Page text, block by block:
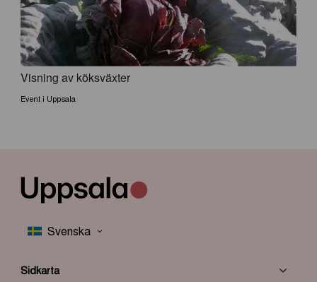
Visning av köksväxter
Event i Uppsala
Sidkarta